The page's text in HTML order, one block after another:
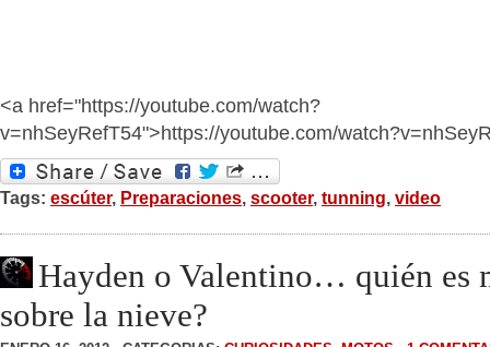
<a href="https://youtube.com/watch?
v=nhSeyRefT54">https://youtube.com/
Tags: escúter, Preparaciones, scooter, tunning, video
Hayden o Valentino… quién
sobre la nieve?